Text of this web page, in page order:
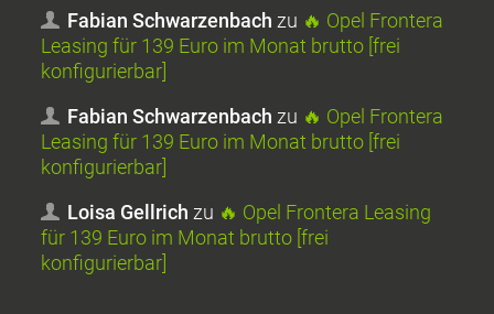
Fabian Schwarzenbach zu 🔥 Opel Frontera
Leasing für 139 Euro im Monat brutto [frei
konfigurierbar]
Fabian Schwarzenbach zu 🔥 Opel Frontera
Leasing für 139 Euro im Monat brutto [frei
konfigurierbar]
Loisa Gellrich zu 🔥 Opel Frontera Leasing
für 139 Euro im Monat brutto [frei
konfigurierbar]